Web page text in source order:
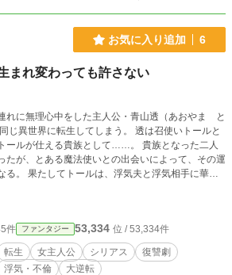
お気に入り追加 6
まれ変わっても許さない
れに無理心中をした主人公・青山透（あおやま と
じ異世界に転生してしまう。 透は召使いトールと
ールが仕える貴族として……。 貴族となった二人
たが、とある魔法使いとの出会いによって、その運
る。 果たしてトールは、浮気夫と浮気相手に華麗
許さない、異世界
件 ファンタジー 53,334 位 / 53,334件
転生 女主人公 シリアス
復讐劇
浮気・不倫 大逆転